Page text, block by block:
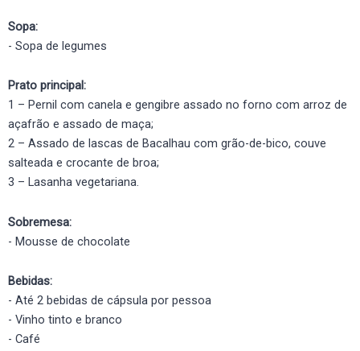
Sopa:
- Sopa de legumes
Prato principal:
1 – Pernil com canela e gengibre assado no forno com arroz de
açafrão e assado de maça;
2 – Assado de lascas de Bacalhau com grão-de-bico, couve
salteada e crocante de broa;
3 – Lasanha vegetariana.
Sobremesa:
- Mousse de chocolate
Bebidas:
- Até 2 bebidas de cápsula por pessoa
- Vinho tinto e branco
- Café